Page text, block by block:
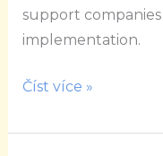
support
implementation.
Číst více »